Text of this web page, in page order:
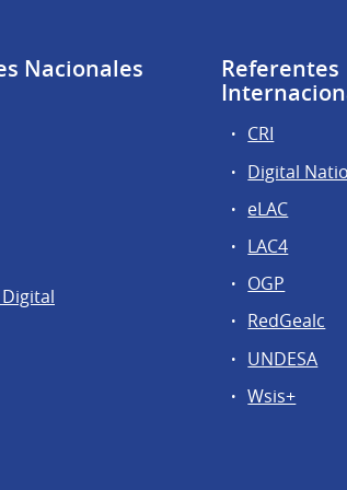
Nacionales
Referentes
CRI
Digital
eLAC
LAC4
OGP
RedGealc
UNDESA
Wsis+